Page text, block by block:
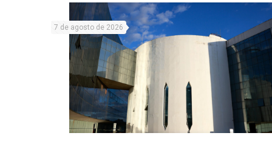
7 de agosto de 2026